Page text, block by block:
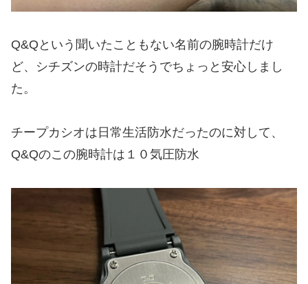
Q&Qという聞いたこともない名前の腕時計だけ
ど、シチズンの時計だそうでちょっと安心しまし
た。
チープカシオは日常生活防水だったのに対して、
Q&Qのこの腕時計は１０気圧防水